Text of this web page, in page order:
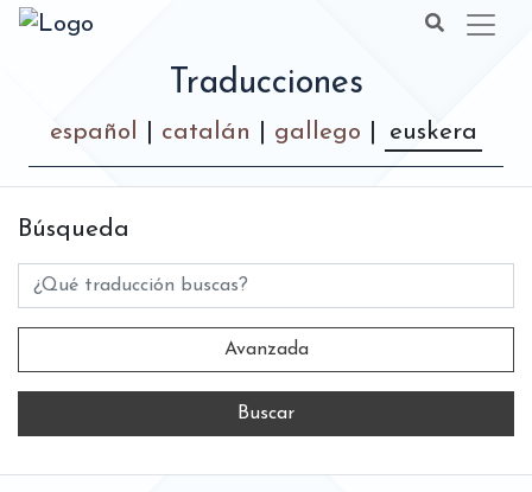
Traducciones
español catalán gallego euskera
Búsqueda
Título
Avanzada